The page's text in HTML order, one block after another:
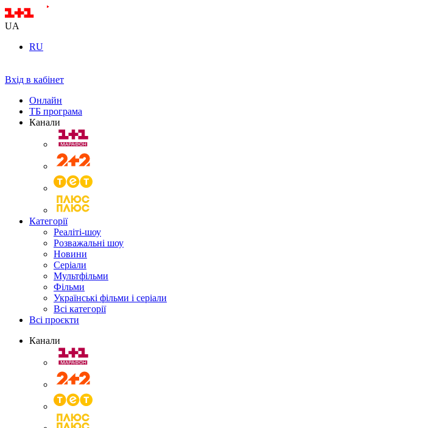
UA
RU
Вхід в кабінет
Онлайн
ТБ програма
Канали
Категорії
Реаліті-шоу
Розважальні шоу
Новини
Серіали
Мультфільми
Фільми
Українські фільми і серіали
Всі категорії
Всі проєкти
Канали